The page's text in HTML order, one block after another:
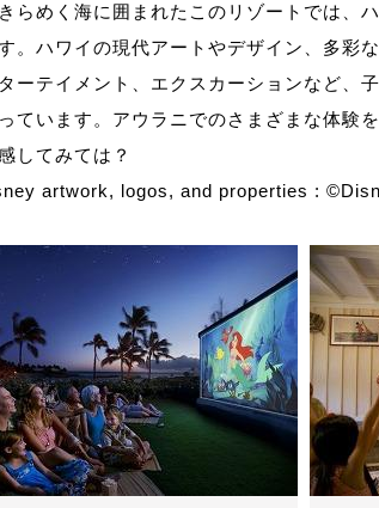
らめく海に囲まれたこのリゾートでは、
。ハワイの現代アートやデザイン、多彩
ーテイメント、エクスカーションなど、
ています。アウラニでのさまざまな体験
してみては？
artwork, logos, and properties :